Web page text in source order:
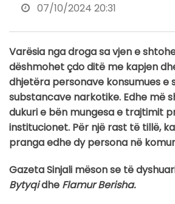
07/10/2024 20:31
Varësia nga droga sa vjen e
dëshmohet çdo ditë me kapjen
dhjetëra personave konsumues e
substancave narkotike. Edhe më
dukuri e bën mungesa e trajtimit
institucionet. Për një rast të tillë,
pranga edhe dy persona në
Gazeta Sinjali mëson se të
Bytyqidhe Flamur Berisha.